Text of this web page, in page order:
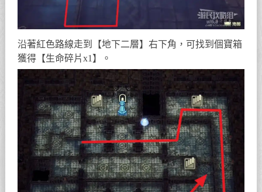
沿著紅色路線走到【地下二層】右下角，可找到個寶箱
獲得【生命碎片x1】。